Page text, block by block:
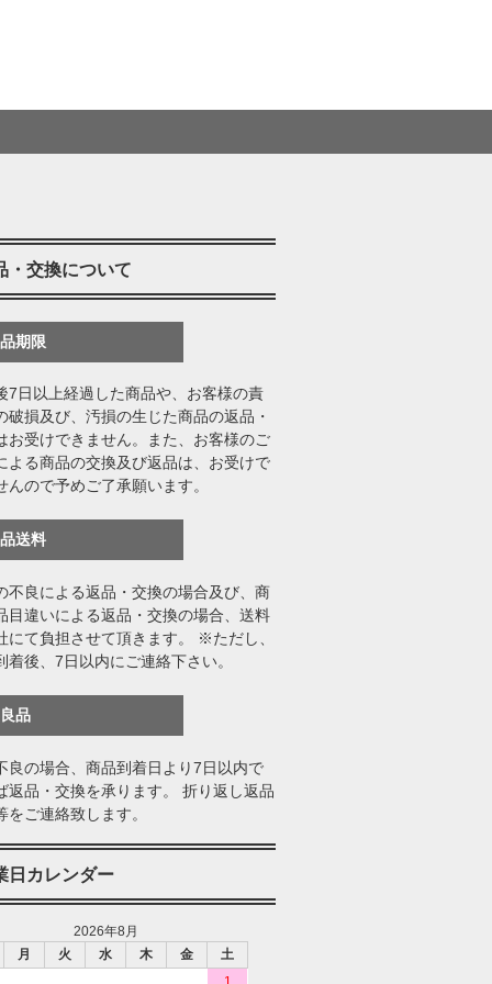
・交換について
期限
7日以上経過した商品や、お客様の責
破損及び、汚損の生じた商品の返品・
お受けできません。また、お客様のご
よる商品の交換及び返品は、お受けで
んので予めご了承願います。
送料
不良による返品・交換の場合及び、商
目違いによる返品・交換の場合、送料
にて負担させて頂きます。 ※ただし、
着後、7日以内にご連絡下さい。
品
良の場合、商品到着日より7日以内で
返品・交換を承ります。 折り返し返品
をご連絡致します。
日カレンダー
2026年8月
月 火 水 木 金
土